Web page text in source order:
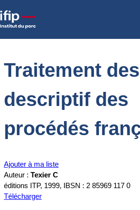
Accueil
Traitement des
procédés français
Traitement
descriptif des
procédés
Ajouter à ma liste
Auteur : Texier C
éditions ITP, 1999, IBSN : 2 85969 117 0
Télécharger